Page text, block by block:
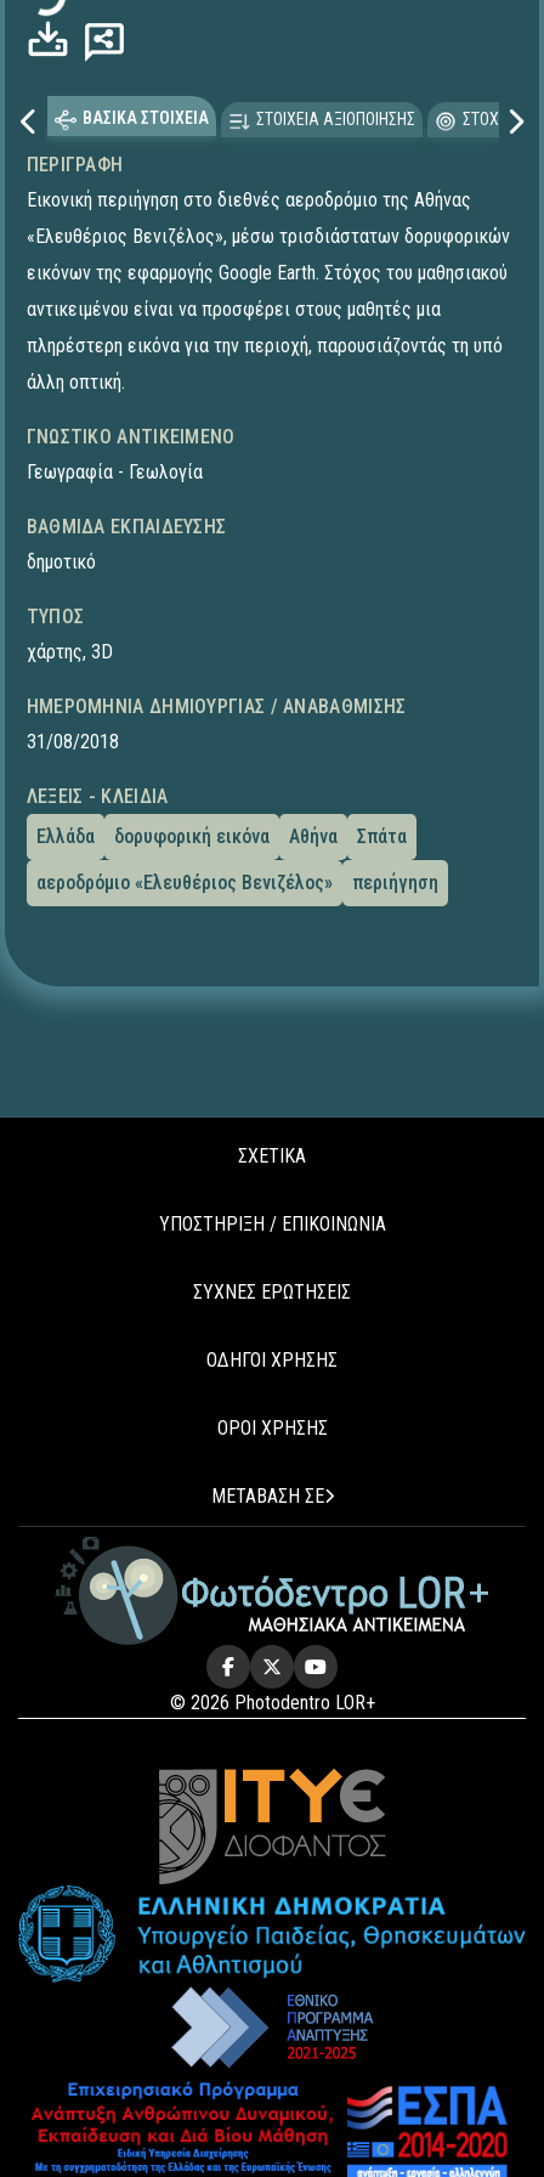
ΒΑΣΙΚΑ ΣΤΟΙΧΕΙΑ ΣΤΟΙΧΕΙΑ ΑΞΙΟΠΟΙΗΣΗΣ
ΠΕΡΙΓΡΑΦΉ
Εικονική περιήγηση στο διεθνές αεροδρόμιο της Αθήνας
«Ελευθέριος Βενιζέλος», μέσω τρισδιάστατων δορυφορικών
εικόνων της εφαρμογής Google Earth. Στόχος του μαθησιακού
αντικειμένου είναι να προσφέρει στους μαθητές μια
πληρέστερη εικόνα για την περιοχή, παρουσιάζοντάς τη υπό
άλλη οπτική.
ΓΝΩΣΤΙΚΌ ΑΝΤΙΚΕΊΜΕΝΟ
Γεωγραφία - Γεωλογία
ΒΑΘΜΊΔΑ ΕΚΠΑΊΔΕΥΣΗΣ
δημοτικό
ΤΎΠΟΣ
χάρτης, 3D
ΗΜΕΡΟΜΗΝΊΑ ΔΗΜΙΟΥΡΓΊΑΣ / ΑΝΑΒΆΘΜΙΣΗΣ
31/08/2018
ΛΈΞΕΙΣ - ΚΛΕΙΔΙΆ
Ελλάδα
δορυφορική εικόνα Αθήνα
Σπάτα
αεροδρόμιο «Ελευθέριος Βενιζέλος»
περιήγηση
ΣΧΕΤΙΚΑ
ΥΠΟΣΤΗΡΙΞΗ / ΕΠΙΚΟΙΝΩΝΙΑ
ΣΥΧΝΕΣ ΕΡΩΤΗΣΕΙΣ
ΟΔΗΓΟΙ ΧΡΗΣΗΣ
ΟΡΟΙ ΧΡΗΣΗΣ
ΜΕΤΑΒΑΣΗ ΣΕ
© 2026 Photodentro LOR+